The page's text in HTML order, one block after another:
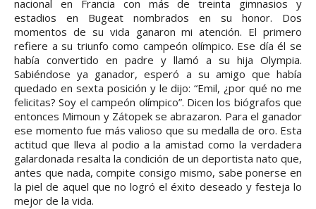
nacional en Francia con más de treinta gimnasios y
estadios en Bugeat nombrados en su honor. Dos
momentos de su vida ganaron mi atención. El primero
refiere a su triunfo como campeón olímpico. Ese día él se
había convertido en padre y llamó a su hija Olympia.
Sabiéndose ya ganador, esperó a su amigo que había
quedado en sexta posición y le dijo: “Emil, ¿por qué no me
felicitas? Soy el campeón olímpico”. Dicen los biógrafos que
entonces Mimoun y Zátopek se abrazaron. Para el ganador
ese momento fue más valioso que su medalla de oro. Esta
actitud que lleva al podio a la amistad como la verdadera
galardonada resalta la condición de un deportista nato que,
antes que nada, compite consigo mismo, sabe ponerse en
la piel de aquel que no logró el éxito deseado y festeja lo
mejor de la vida.